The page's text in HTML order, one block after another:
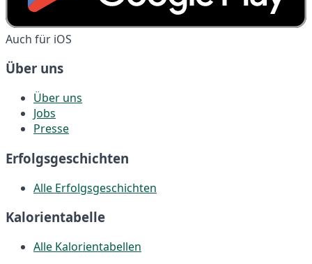
Auch für iOS
Über uns
Über uns
Jobs
Presse
Erfolgsgeschichten
Alle Erfolgsgeschichten
Kalorientabelle
Alle Kalorientabellen